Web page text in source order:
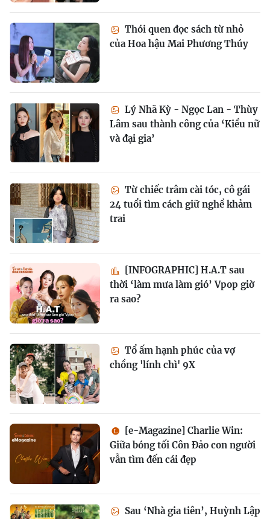
Thói quen đọc sách từ nhỏ
của Hoa hậu Mai Phương Thúy
Lý Nhã Kỳ - Ngọc Lan - Thùy
Lâm sau thành công của ‘Kiều nữ
và đại gia’
Từ chiếc trâm cài tóc, cô gái
24 tuổi tìm cách giữ nghề khảm
trai
[INFOGRAPHIC] H.A.T sau
thời ‘làm mưa làm gió’ Vpop giờ
ra sao?
Tổ ấm hạnh phúc của vợ
chồng 'lính chì' 9X
[e-Magazine] Charlie Win:
Giữa bóng tối Côn Đảo con người
vẫn tìm đến cái đẹp
Sau ‘Nhà gia tiên’, Huỳnh Lập